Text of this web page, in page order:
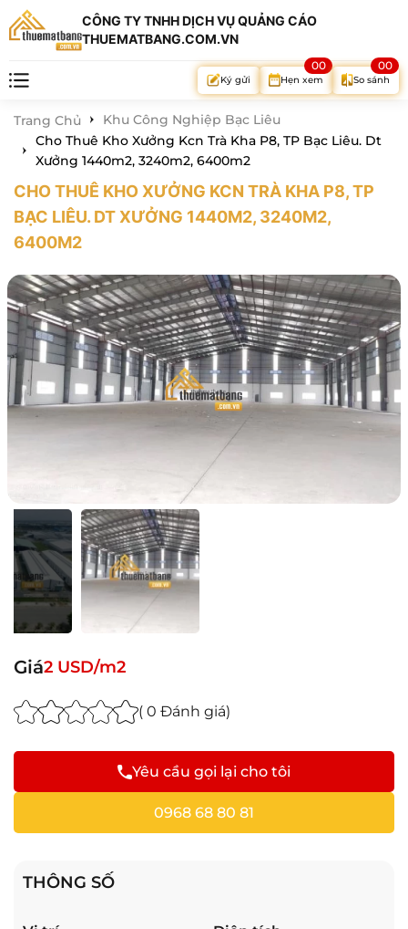
CÔNG TY TNHH DỊCH VỤ QUẢNG CÁO
THUEMATBANG.COM.VN
Ký gửi Hẹn xem
00
So sánh
00
Trang Chủ
Khu Công Nghiệp Bạc Liêu
Cho Thuê Kho Xưởng Kcn Trà Kha P8, TP Bạc Liêu. Dt
Xưởng 1440m2, 3240m2, 6400m2
CHO THUÊ KHO XƯỞNG KCN TRÀ KHA P8, TP
BẠC LIÊU. DT XƯỞNG 1440M2, 3240M2,
6400M2
Giá2 USD/m2
( 0 Đánh giá)
Yêu cầu gọi lại cho tôi
0968 68 80 81
THÔNG SỐ